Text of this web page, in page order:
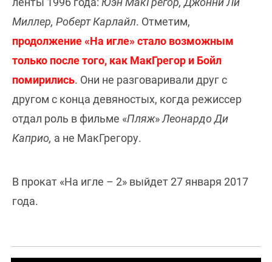
Миллер, Роберт Карлайл. Отметим,
продолжение «На игле» стало возможным
только после того, как МакГрегор и Бойл
помирились. Они не разговаривали друг с
другом с конца девяностых, когда режиссер
отдал роль в фильме «Пляж»Леонардо Ди
Каприо, а не МакГрегору.
В прокат «На игле – 2» выйдет 27 января 2017
года.